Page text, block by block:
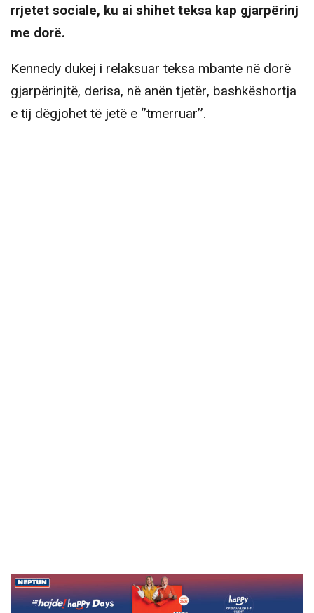
rrjetet sociale, ku ai shihet teksa kap gjarpërinj
me dorë.
Kennedy dukej i relaksuar teksa mbante në dorë
gjarpërinjtë, derisa, në anën tjetër, bashkëshortja
e tij dëgjohet të jetë e ‘’tmerruar’’.